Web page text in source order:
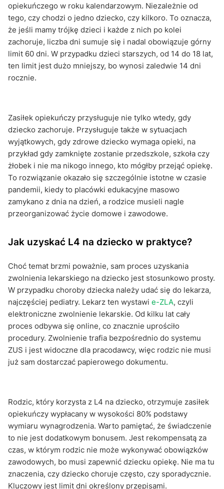
opiekuńczego w roku kalendarzowym. Niezależnie od
tego, czy chodzi o jedno dziecko, czy kilkoro. To oznacza,
że jeśli mamy trójkę dzieci i każde z nich po kolei
zachoruje, liczba dni sumuje się i nadal obowiązuje górny
limit 60 dni. W przypadku dzieci starszych, od 14 do 18 lat,
ten limit jest dużo mniejszy, bo wynosi zaledwie 14 dni
rocznie.
Zasiłek opiekuńczy przysługuje nie tylko wtedy, gdy
dziecko zachoruje. Przysługuje także w sytuacjach
wyjątkowych, gdy zdrowe dziecko wymaga opieki, na
przykład gdy zamknięte zostanie przedszkole, szkoła czy
żłobek i nie ma nikogo innego, kto mógłby przejąć opiekę.
To rozwiązanie okazało się szczególnie istotne w czasie
pandemii, kiedy to placówki edukacyjne masowo
zamykano z dnia na dzień, a rodzice musieli nagle
przeorganizować życie domowe i zawodowe.
Jak uzyskać L4 na dziecko w praktyce?
Choć temat brzmi poważnie, sam proces uzyskania
zwolnienia lekarskiego na dziecko jest stosunkowo prosty.
W przypadku choroby dziecka należy udać się do lekarza,
najczęściej pediatry. Lekarz ten wystawi e-ZLA, czyli
elektroniczne zwolnienie lekarskie. Od kilku lat cały
proces odbywa się online, co znacznie uprościło
procedury. Zwolnienie trafia bezpośrednio do systemu
ZUS i jest widoczne dla pracodawcy, więc rodzic nie musi
już sam dostarczać papierowego dokumentu.
Rodzic, który korzysta z L4 na dziecko, otrzymuje zasiłek
opiekuńczy wypłacany w wysokości 80% podstawy
wymiaru wynagrodzenia. Warto pamiętać, że świadczenie
to nie jest dodatkowym bonusem. Jest rekompensatą za
czas, w którym rodzic nie może wykonywać obowiązków
zawodowych, bo musi zapewnić dziecku opiekę. Nie ma tu
znaczenia, czy dziecko choruje często, czy sporadycznie.
Kluczowy jest limit dni określony przepisami.